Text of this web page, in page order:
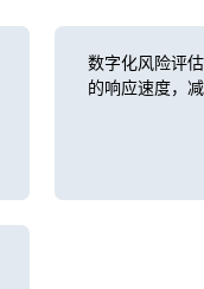
数字化风险评
的响应速度，